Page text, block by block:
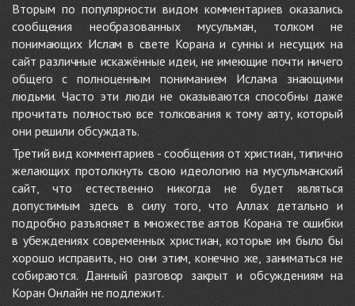
Вторым по популярности видом комментариев оказались
сообщения необразованных мусульман, толком не
понимающих Ислам в свете Корана и сунны и несущих на
сайт различные искажённые идеи, не имеющие почти ничего
общего с полноценным пониманием Ислама знающими
людьми. Часто эти люди не оказываются способны даже
прочитать полностью все толкования к тому аяту, который
они решили обсуждать.
Третий вид комментариев - сообщения от христиан, типично
желающих протолкнуть свою идеологию на мусульманский
сайт, что естественно никогда не будет являться
допустимым здесь в силу того, что Аллах детально и
подробно разъясняет в множестве аятов Корана те ошибки
в убеждениях современных христиан, которые им было бы
хорошо исправить, но они этим, конечно же, заниматься не
собираются. Данный разговор закрыт и обсуждениям на
Коран Онлайн не подлежит.